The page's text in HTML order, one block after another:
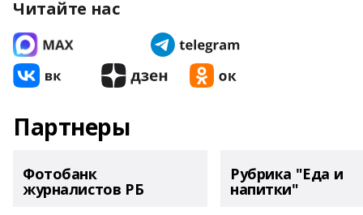
Читайте нас
Партнеры
Фотобанк
журналистов РБ
Рубрика "Еда и
напитки"